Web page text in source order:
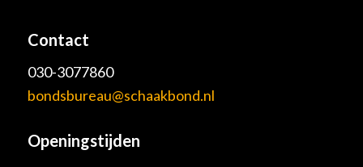
Contact
030-3077860
bondsbureau@schaakbond.nl
Openingstijden